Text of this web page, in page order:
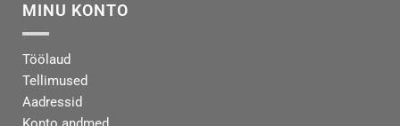
MINU KONTO
Töölaud
Tellimused
Aadressid